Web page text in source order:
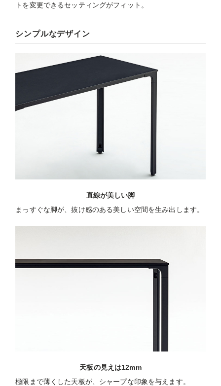
トを変更できるセッティングがフィット。
シンプルなデザイン
直線が美しい脚
まっすぐな脚が、抜け感のある美しい空間を生み出します。
天板の見えは12mm
極限まで薄くした天板が、シャープな印象を与えます。